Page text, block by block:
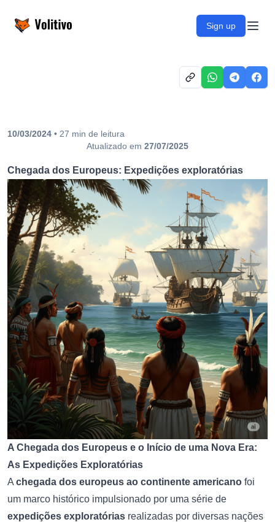
Volitivo Sign up
10/03/2024 • 27 min de leitura
Atualizado em 27/07/2025
Chegada dos Europeus: Expedições exploratórias
A Chegada dos Europeus e o Início de uma Nova Era:
As Expedições Exploratórias
A chegada dos europeus ao continente americano foi
um marco histórico impulsionado por uma série de
expedições exploratórias realizadas por diversas nações